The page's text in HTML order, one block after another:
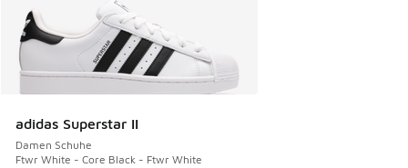
adidas Superstar II
Damen Schuhe
Ftwr White - Core Black - Ftwr White